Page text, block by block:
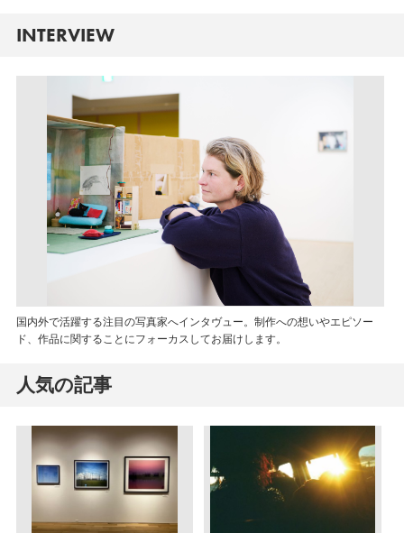
INTERVIEW
国内外で活躍する注目の写真家へインタヴュー。制作への想いやエピソー
ド、作品に関することにフォーカスしてお届けします。
人気の記事